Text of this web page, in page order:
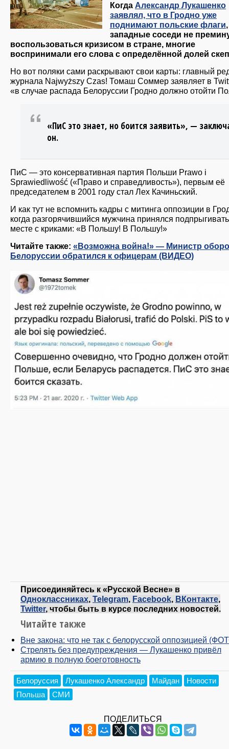
Когда Александр Лукашенко
заявлял, что в Гродно уже
поднимают польские флаги
западные соседи не
воспользоваться кризисом в стране, многие
воспринимали его слова с определённой долей
Но вот поляки сами раскрывают свои карты: главный
журнала Najwyższy Czas! Томаш Соммер заявляет в
«в случае распада Белоруссии Гродно должно отойти
«ПиС это знает, но боится заявить», —
он.
ПиС — это консервативная партия Польши Prawo i
Sprawiedliwość («Право и справедливость»), первым её
председателем в 2001 году стал Лех Качиньский.
И как тут не вспомнить кадры с митинга оппозиции в
когда разгорячившийся мужчина принялся
месте с криками: «В Польшу! В Польшу!»
Читайте также: «Возможна война!» — Министр
Белоруссии обратился к офицерам (ВИДЕО)
Присоединяйтесь к «Русской Весне» в
Одноклассниках, Telegram, Facebook, ВКонтакте,
Twitter, чтобы быть в курсе последних новостей.
Читайте также
Вне закона: что не так с белорусской оппозицией
Стрелять без предупреждения — Лукашенко привёл
армию в полную боеготовность
Белоруссия Лукашенко Александр Майдан
Новости
Польша
СМИ
ПОДЕЛИТЬСЯ